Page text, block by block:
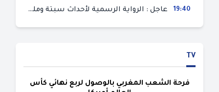
19:40 عاجل : الرواية الرسمية لأحداث سبتة ومليلية المحتلتين (وزارة الداخلية)
TV
فرحة الشعب المغربي بالوصول لربع نهائي كأس